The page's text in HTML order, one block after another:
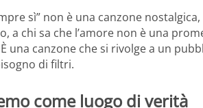
sì” non è una canzone nostalgica,
a chi sa che l’amore non è una
una canzone che si rivolge a un
di filtri.
come luogo di verità